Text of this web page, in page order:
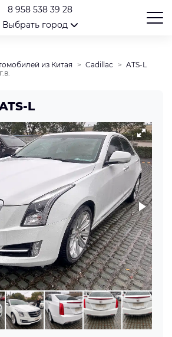
8 958 538 39 28
Выбрать город
из Китая Cadillac
ATS-L
L